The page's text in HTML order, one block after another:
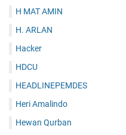
H MAT AMIN
H. ARLAN
Hacker
HDCU
HEADLINEPEMDES
Heri Amalindo
Hewan Qurban